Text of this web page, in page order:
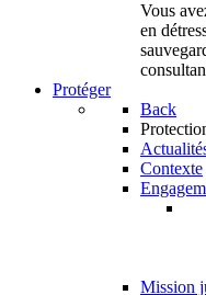
Vous
en
Protéger
Back
Contexte
Mission